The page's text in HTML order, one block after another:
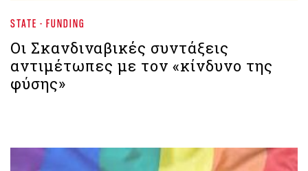
STATE - FUNDING
Οι Σκανδιναβικές συντάξεις
αντιμέτωπες με τον «κίνδυνο της
φύσης»